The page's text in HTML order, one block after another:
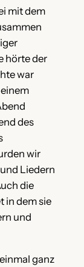
mit dem
hörte der
war
des
wir
Liedern
die
in dem sie
und
ganz